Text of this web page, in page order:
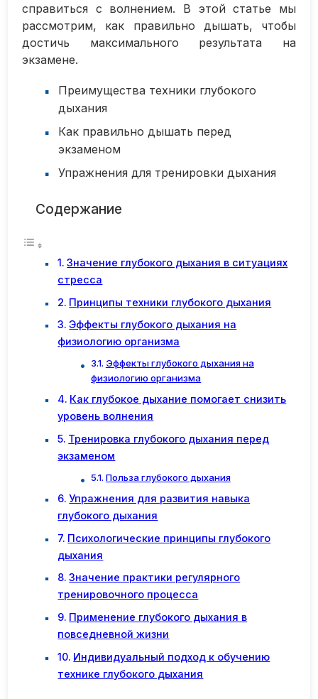
справиться с волнением. В этой статье мы
рассмотрим, как правильно дышать, чтобы
достичь максимального результата на
экзамене.
Преимущества техники глубокого
дыхания
Как правильно дышать перед
экзаменом
Упражнения для тренировки дыхания
Содержание
Значение глубокого дыхания в ситуациях
стресса
Принципы техники глубокого дыхания
Эффекты глубокого дыхания на
физиологию организма
Эффекты глубокого дыхания на
физиологию организма
Как глубокое дыхание помогает снизить
уровень волнения
Тренировка глубокого дыхания перед
экзаменом
Польза глубокого дыхания
Упражнения для развития навыка
глубокого дыхания
Психологические принципы глубокого
дыхания
Значение практики регулярного
тренировочного процесса
Применение глубокого дыхания в
повседневной жизни
Индивидуальный подход к обучению
технике глубокого дыхания